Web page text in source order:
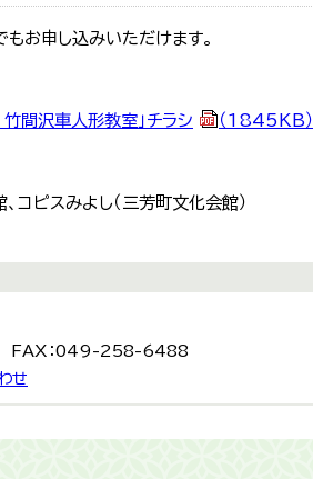
お申し込みいただけます。
間沢車人形教室」チラシ （1845KB）
コピスみよし（三芳町文化会館）
：049-258-6488
せ